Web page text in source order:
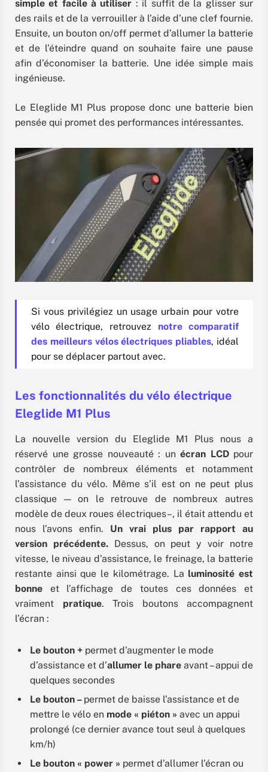
simple et facile à utiliser : il suffit de la glisser sur
des rails et de la verrouiller à l’aide d’une clef fournie.
Ensuite, un bouton on/off permet d’allumer la batterie
et de l’éteindre quand on souhaite faire une pause
afin d’économiser la batterie. Une idée simple mais
ingénieuse.
Le Eleglide M1 Plus propose donc une batterie bien
pensée qui promet des performances intéressantes.
Si vous privilégiez un usage urbain pour votre
vélo électrique, retrouvez notre comparatif
des meilleurs vélos électriques pliables, idéal
pour se déplacer partout avec.
Les fonctionnalités du vélo électrique
Eleglide M1 Plus
La nouvelle version du Eleglide M1 Plus nous a
réservé une grosse nouveauté : un écran LCDpour
contrôler de nombreux éléments et notamment
l’assistance du vélo. Même s’il est on ne peut plus
classique — on le retrouve de nombreux autres
modèle de deux roues électriques–, il était attendu et
nous l’avons enfin. Un vrai plus par rapport au
version précédente.Dessus, on peut y voir notre
vitesse, le niveau d’assistance, le freinage, la batterie
restante ainsi que le kilométrage. La luminosité est
bonne et l’affichage de toutes ces données et
vraiment pratique. Trois boutons accompagnent
l’écran :
Le bouton + permet d’augmenter le mode
d’assistance et d’allumer le phare avant – appui de
quelques secondes
Le bouton – permet de baisse l’assistance et de
mettre le vélo en mode « piéton » avec un appui
prolongé (ce dernier avance tout seul à quelques
km/h)
Le bouton « power » permet d’allumer l’écran ou